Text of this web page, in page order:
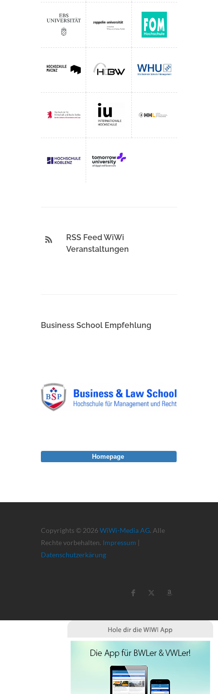
RSS Feed WiWi
Veranstaltungen
Business School Empfehlung
Copyrights © 2026 WiWi-Media AG. Alle
Rechte vorbehalten. Impressum |
Datenschutzerkärung
Homepage